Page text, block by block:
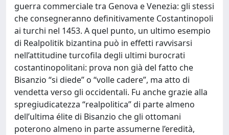
guerra commerciale tra Genova e Venezia: gli stessi
che consegneranno definitivamente Costantinopoli
ai turchi nel 1453. A quel punto, un ultimo esempio
di Realpolitik bizantina può in effetti ravvisarsi
nell’attitudine turcofila degli ultimi burocrati
costantinopolitani: prova non già del fatto che
Bisanzio “si diede” o “volle cadere”, ma atto di
vendetta verso gli occidentali. Fu anche grazie alla
spregiudicatezza “realpolitica” di parte almeno
dell’ultima élite di Bisanzio che gli ottomani
poterono almeno in parte assumerne l’eredità,